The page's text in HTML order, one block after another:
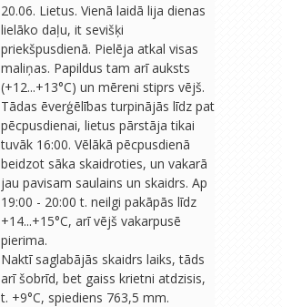
20.06. Lietus. Vienā laidā lija dienas
lielāko daļu, it sevišķi
priekšpusdienā. Pielēja atkal visas
maliņas. Papildus tam arī auksts
(+12...+13°C) un mēreni stiprs vējš.
Tādas ēverģēlības turpinājās līdz pat
pēcpusdienai, lietus pārstāja tikai
tuvāk 16:00. Vēlākā pēcpusdienā
beidzot sāka skaidroties, un vakarā
jau pavisam saulains un skaidrs. Ap
19:00 - 20:00 t. neilgi pakāpās līdz
+14...+15°C, arī vējš vakarpusē
pierima.
Naktī saglabājās skaidrs laiks, tāds
arī šobrīd, bet gaiss krietni atdzisis,
t. +9°C, spiediens 763,5 mm.